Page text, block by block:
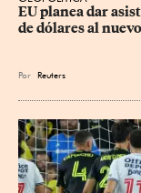
EU planea dar
de dólares al
Por Reuters